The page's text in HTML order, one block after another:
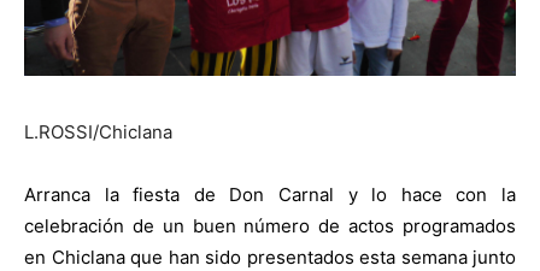
L.ROSSI/Chiclana
Arranca la fiesta de Don Carnal y lo hace con la
celebración de un buen número de actos programados
en Chiclana que han sido presentados esta semana junto